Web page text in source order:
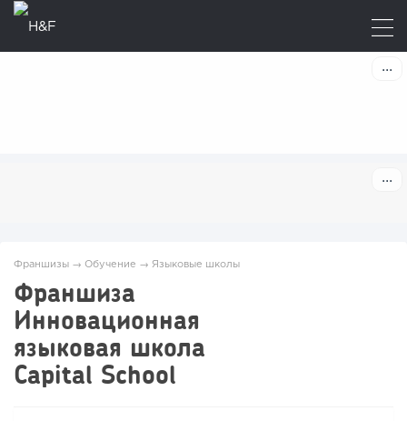
Франшизы → Обучение → Языковые школы
Франшиза
Инновационная
языковая школа
Capital School